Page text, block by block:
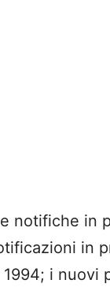
notifiche in
in
i nuovi